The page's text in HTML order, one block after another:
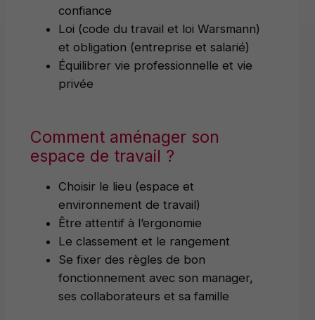
confiance
Loi (code du travail et loi Warsmann)
et obligation (entreprise et salarié)
Équilibrer vie professionnelle et vie
privée
Comment aménager son
espace de travail ?
Choisir le lieu (espace et
environnement de travail)
Être attentif à l’ergonomie
Le classement et le rangement
Se fixer des règles de bon
fonctionnement avec son manager,
ses collaborateurs et sa famille